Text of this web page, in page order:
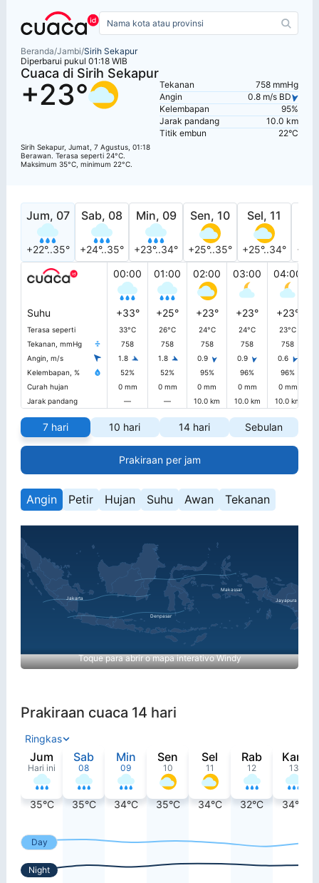
Beranda/Jambi/Sirih Sekapur
Diperbarui pukul 01:18 WIB
Cuaca di Sirih Sekapur
+23°
Sirih Sekapur, Jumat, 7 Agustus, 01:18
Berawan. Terasa seperti 24°C.
Maksimum 35°C, minimum 22°C.
Tekanan
758 mmHg
Angin
0.8 m/s BD
Kelembapan
95%
Jarak pandang
10.0 km
Titik embun
22°C
Jum, 07
+22°..35°
Sab, 08
+24°..35°
Min, 09
+23°..34°
Sen, 10
+25°..35°
Sel, 11
+25°..34°
00:00
01:00 02:00 03:00 04:00
Suhu +33° +25° +23° +23° +23°
Terasa seperti 33°C 26°C 24°C 24°C
23°C
Tekanan, mmHg
758 758 758 758
758
Angin, m/s
1.8 1.8 0.9 0.9 0.6
Kelembapan, %
52% 52% 95% 96%
96%
Curah hujan
0 mm 0 mm 0 mm 0 mm 0 mm
Jarak pandang
— — 10.0 km 10.0 km 10.0 km
7 hari 10 hari 14 hari Sebulan
Prakiraan per jam
Angin Petir Hujan Suhu Awan Tekanan
Toque para abrir o mapa interativo Windy
Prakiraan cuaca 14 hari
Ringkas
Jum
Hari ini
35°C
Sab
08
35°C
Min
09
34°C
Sen
10
35°C
Sel
11
34°C
Rab
12
32°C
Kam
13
34°C
Day
Night